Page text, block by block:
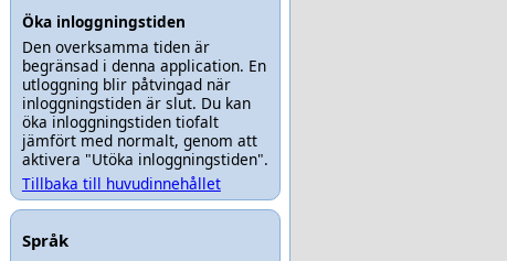
Öka inloggningstiden
Den overksamma tiden är
begränsad i denna application. En
utloggning blir påtvingad när
inloggningstiden är slut. Du kan
öka inloggningstiden tiofalt
jämfört med normalt, genom att
aktivera "Utöka inloggningstiden".
Tillbaka till huvudinnehållet
Språk